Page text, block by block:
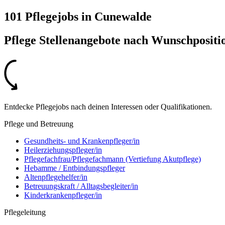
101 Pflegejobs in Cunewalde
Pflege Stellenangebote nach
Entdecke Pflegejobs nach deinen Interessen oder Qualifikationen.
Pflege und Betreuung
Gesundheits- und Krankenpfleger/in
Heilerziehungspfleger/in
Pflegefachfrau/Pflegefachmann (Vertiefung Akutpflege)
Hebamme / Entbindungspfleger
Altenpflegehelfer/in
Betreuungskraft / Alltagsbegleiter/in
Kinderkrankenpfleger/in
Pflegeleitung